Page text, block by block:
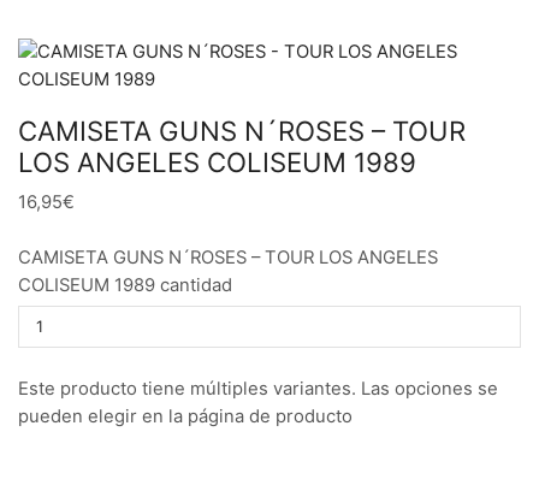
CAMISETA GUNS N´ROSES – TOUR
LOS ANGELES COLISEUM 1989
16,95€
CAMISETA GUNS N´ROSES – TOUR LOS ANGELES
COLISEUM 1989 cantidad
Este producto tiene múltiples variantes. Las opciones se
pueden elegir en la página de producto